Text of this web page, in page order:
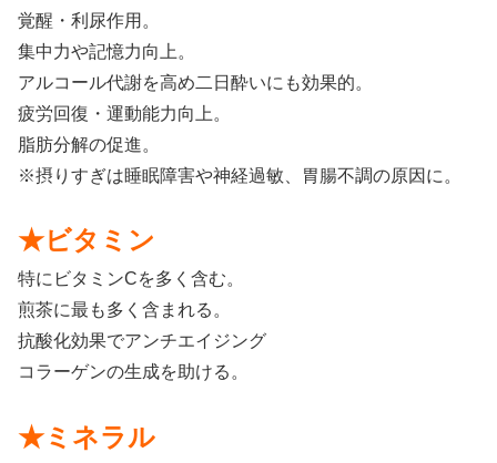
覚醒・利尿作用。
集中力や記憶力向上。
アルコール代謝を高め二日酔いにも効果的。
疲労回復・運動能力向上。
脂肪分解の促進。
※摂りすぎは睡眠障害や神経過敏、胃腸不調の原因に。
★ビタミン
特にビタミンCを多く含む。
煎茶に最も多く含まれる。
抗酸化効果でアンチエイジング
コラーゲンの生成を助ける。
★ミネラル